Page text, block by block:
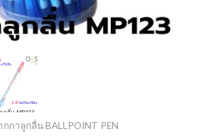
กกาลูกลื่น BALLPOINT PEN